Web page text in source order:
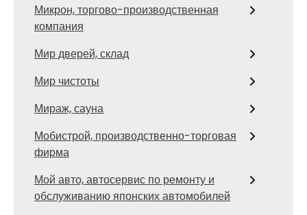
Микрон, торгово-производственная
компания
Мир дверей, склад
Мир чистоты
Мираж, сауна
Мобистрой, производственно-торговая
фирма
Мой авто, автосервис по ремонту и
обслуживанию японских автомобилей